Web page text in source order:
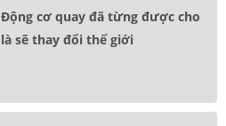
Động cơ quay đã từng được cho
là sẽ thay đổi thế giới